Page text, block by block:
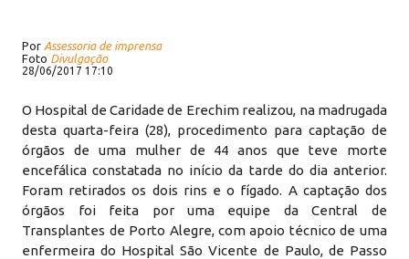
Por Assessoria de imprensa
Foto Divulgação
28/06/2017 17:10
O Hospital de Caridade de Erechim realizou, na madrugada
desta quarta-feira (28), procedimento para captação de
órgãos de uma mulher de 44 anos que teve morte
encefálica constatada no início da tarde do dia anterior.
Foram retirados os dois rins e o fígado. A captação dos
órgãos foi feita por uma equipe da Central de
Transplantes de Porto Alegre, com apoio técnico de uma
enfermeira do Hospital São Vicente de Paulo, de Passo